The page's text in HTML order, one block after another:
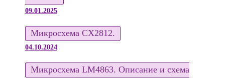
09.01.2025
Микросхема CX2812.
04.10.2024
Микросхема LM4863. Описание и схема